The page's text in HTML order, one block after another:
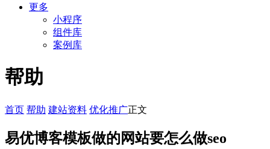
更多
小程序
组件库
案例库
帮助
首页 帮助 建站资料 优化推广正文
易优博客模板做的网站要怎么做seo